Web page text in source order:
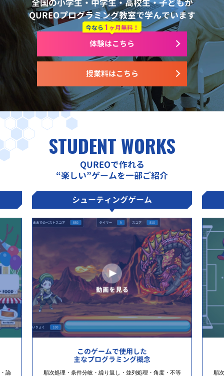
全国の小学生・中学生・高校生・子どもが
QUREOプログラミング教室で学んでいます
授業料はこちら
今なら 1 ヶ月無料！
体験はこちら
STUDENT WORKS
QUREOで作れる
“楽しい”ゲームを一部ご紹介
論
シューティングゲーム
このゲームで使用した
主なプログラミング概念
順次処理・条件分岐・繰り返し・並列処理・角度・不等
順